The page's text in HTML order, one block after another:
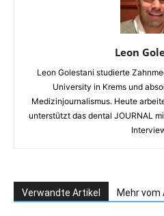
Leon
Leon Golestani studierte
University in Krems und
Medizinjournalismus. Heute
unterstützt das dental JOURNAL
Verwandte Artikel Mehr vom